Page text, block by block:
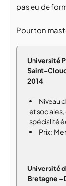
pas eu de
Pour ton
Université
Saint-
2014
Niveau
et sociales,
spécialité
Prix :
Université
Bretagne –